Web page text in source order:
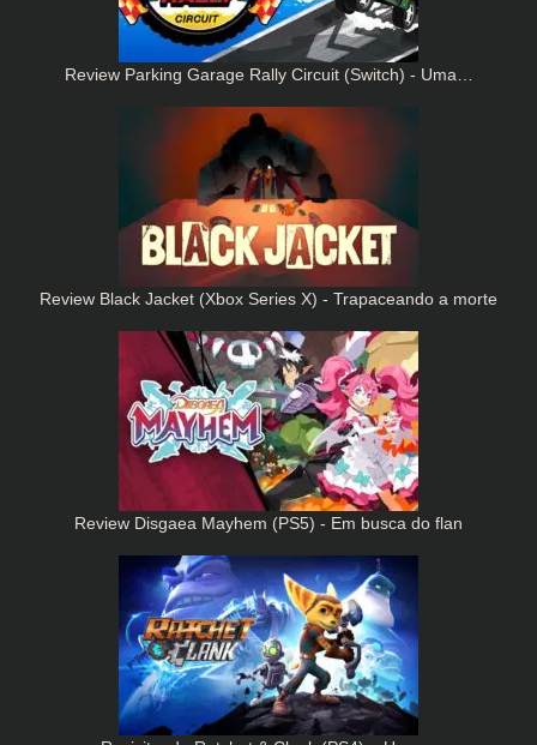
Review Parking Garage Rally Circuit (Switch) - Uma…
Review Black Jacket (Xbox Series X) - Trapaceando a morte
Review Disgaea Mayhem (PS5) - Em busca do flan